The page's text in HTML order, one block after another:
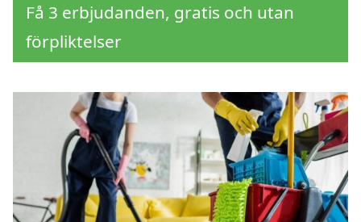
Få 3 erbjudanden, gratis och utan
förpliktelser